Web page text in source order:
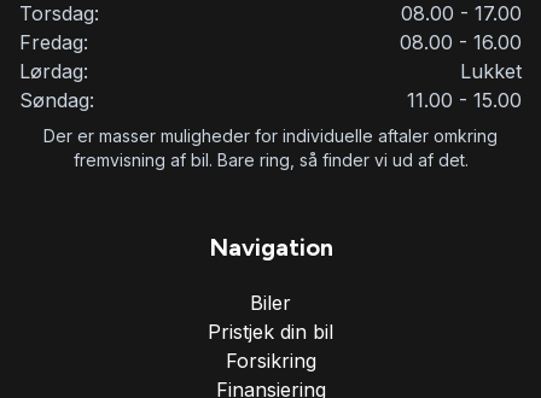
Torsdag:
08.00 - 17.00
Fredag:
08.00 - 16.00
Lørdag:
Lukket
Søndag:
11.00 - 15.00
Der er masser muligheder for individuelle aftaler omkring
fremvisning af bil. Bare ring, så finder vi ud af det.
Navigation
Biler
Pristjek din bil
Forsikring
Finansiering